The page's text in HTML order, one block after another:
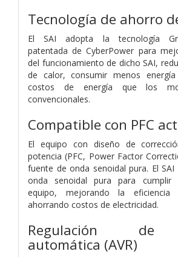
Tecnología de ahorro
El SAI adopta la tecnología
patentada de CyberPower para
del funcionamiento de dicho SAI,
de calor, consumir menos
costos de energía que los
convencionales.
Compatible con PFC
El equipo con diseño de
potencia (PFC, Power Factor
fuente de onda senoidal pura. El
onda senoidal pura para cumplir
equipo, mejorando la
ahorrando costos de electricidad.
Regulación de
automática (AVR)